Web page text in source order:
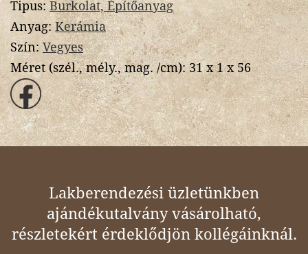
Tipus: Burkolat, Építőanyag
Anyag:Kerámia
Szín: Vegyes
Méret (szél., mély., mag. /cm):31 x 1 x 56
Lakberendezési üzletünkben
ajándékutalvány vásárolható,
részletekért érdeklődjön kollégáinknál.